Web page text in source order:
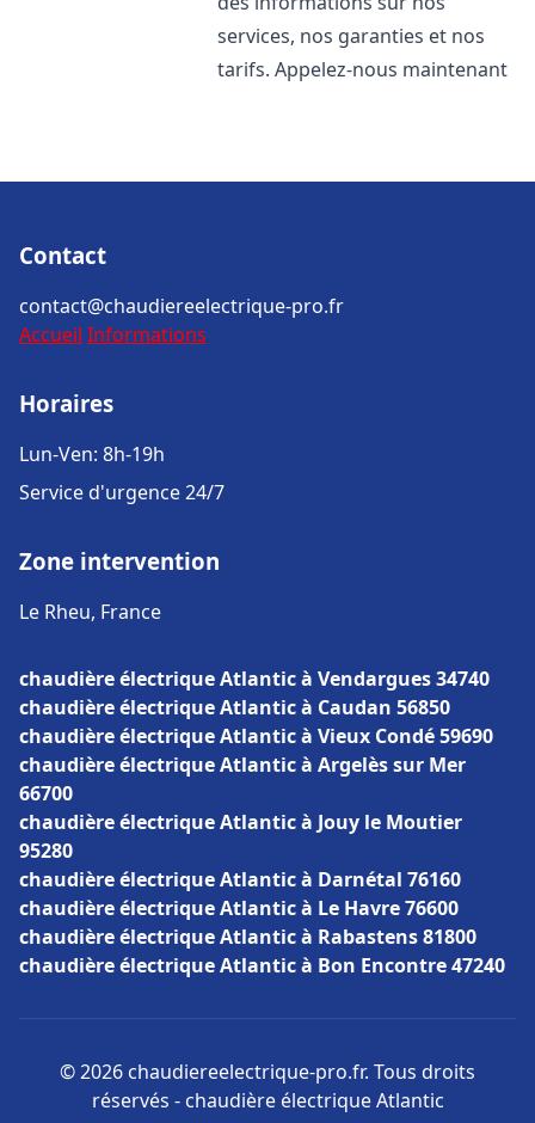
services, nos garanties et nos
tarifs. Appelez-nous maintenant
Contact
contact@chaudiereelectrique-pro.fr
Accueil Informations
Horaires
Lun-Ven: 8h-19h
Service d'urgence 24/7
Zone intervention
Le Rheu, France
chaudière électrique Atlantic à Vendargues 34740
chaudière électrique Atlantic à Caudan 56850
chaudière électrique Atlantic à Vieux Condé 59690
chaudière électrique Atlantic à Argelès sur Mer
66700
chaudière électrique Atlantic à Jouy le Moutier
95280
chaudière électrique Atlantic à Darnétal 76160
chaudière électrique Atlantic à Le Havre 76600
chaudière électrique Atlantic à Rabastens 81800
chaudière électrique Atlantic à Bon Encontre 47240
© 2026 chaudiereelectrique-pro.fr. Tous droits
réservés - chaudière électrique Atlantic